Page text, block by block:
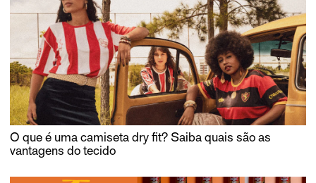
O que é uma camiseta dry fit? Saiba quais são as
vantagens do tecido